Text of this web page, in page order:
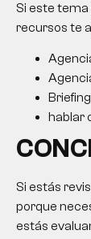
Si este tema
recursos te
hablar
Si estás
porque
estás